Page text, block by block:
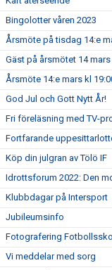
Bingolotter våren 2023
Årsmöte på tisdag 14:e
Gäst på årsmötet 14 mars
Årsmöte 14:e mars kl
God Jul och Gott Nytt År!
Fri föreläsning med TV-
Fortfarande
Köp din julgran av Tölö IF
Idrottsforum 2022: Den
Klubbdagar på Intersport
Jubileumsinfo
Fotografering
Vi meddelar med sorg